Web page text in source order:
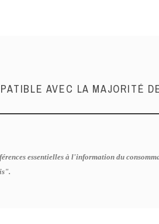
AVEC LA MAJORITÉ
essentielles à l'information du